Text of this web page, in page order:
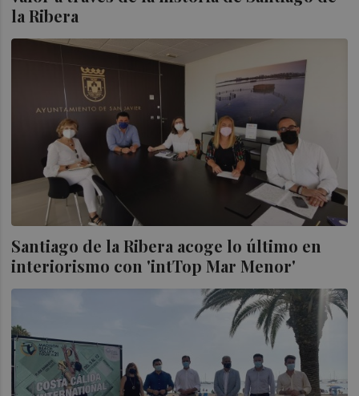
la Ribera
Santiago de la Ribera acoge lo último en
interiorismo con 'intTop Mar Menor'